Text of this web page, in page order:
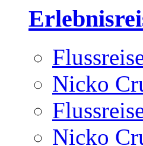
Nicko
Nicko